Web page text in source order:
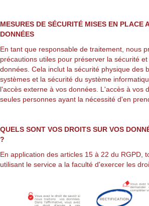
MESURES DE SÉCURITÉ MISES EN PLACE
DONNÉES
En tant que responsable de traitement, nous
précautions utiles pour préserver la sécurité
données. Cela inclut la sécurité physique des
systèmes et la sécurité du système
l'accès externe à vos données. L'accès à vos
seules personnes ayant la nécessité d'en
QUELS SONT VOS DROITS SUR VOS
?
En application des articles 15 à 22 du RGPD,
utilisant le service a la faculté d'exercer les